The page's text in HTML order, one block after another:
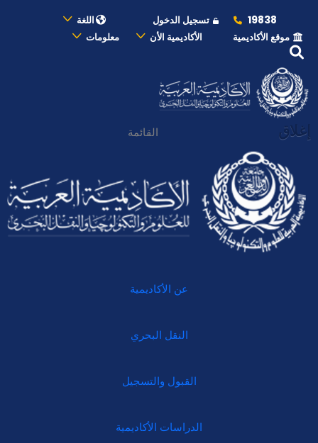
19838 تسجيل الدخول
اللغة
موقع الأكاديمية
الأكاديمية الأن معلومات
إغلاق القائمة
عن الأكاديمية
النقل البحري
القبول والتسجيل
الدراسات الأكاديمية